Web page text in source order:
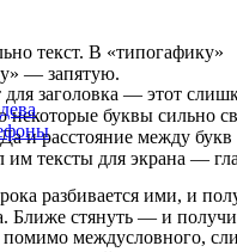
текст. В «типогафику»
— запятую.
заголовка — этот
буквы сильно
и расстояние между букв
тексты для экрана —
разбивается ими, и
Ближе стянуть — и
междусловного,